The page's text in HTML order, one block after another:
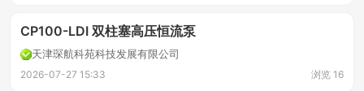
CP100-LDI 双柱塞高压恒流泵
天津琛航科苑科技发展有限公司
2026-07-27 15:33 浏览 16